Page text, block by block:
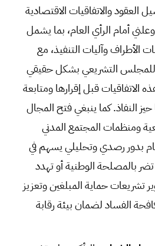
العقود والاتفاقيات الاقتصادية
أمام الرأي العام، بما يشمل
الأطراف وآليات التنفيذ، مع
للمجلس التشريعي بشكل حقيقي
قبل إقرارها ومتابعة
النفاذ. كما ينبغي فتح المجال
ومنظمات المجتمع المدني
بدور رصدي وتحليلي يسهم في
بالمصلحة الوطنية أو تهدد
تشريعات حماية المبلغين وتعزيز
الفساد لضمان بيئة رقابة